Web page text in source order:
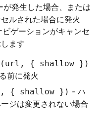
発生した場合、または
ルされた場合に発火
ビゲーションがキャンセ
ます
{ shallow })
前に発火
{ shallow }) - ハ
ジは変更されない場合